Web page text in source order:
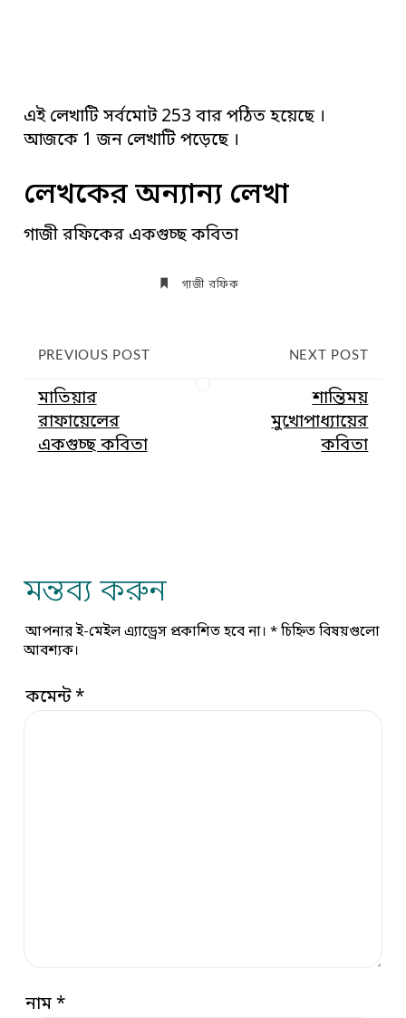
এই লেখাটি সর্বমোট 253 বার পঠিত হয়েছে ।
আজকে 1 জন লেখাটি পড়েছে ।
লেখকের অন্যান্য লেখা
গাজী রফিকের একগুচ্ছ কবিতা
গাজী রফিক
PREVIOUS POST
মাতিয়ার
রাফায়েলের
একগুচ্ছ কবিতা
NEXT POST
শান্তিময়
মুখোপাধ্যায়ের
কবিতা
মন্তব্য করুন
আপনার ই-মেইল এ্যাড্রেস প্রকাশিত হবে না। *চিহ্নিত বিষয়গুলো
আবশ্যক।
কমেন্ট*
নাম*